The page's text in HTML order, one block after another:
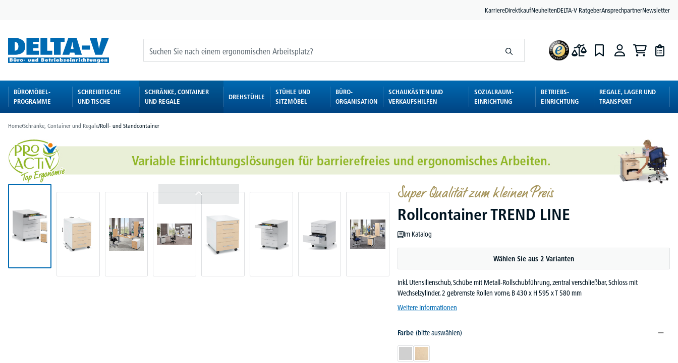
KarriereDirektkaufNeuheitenDELTA-V RatgeberAnsprechpartnerNewsletter
BÜROMÖBEL-
PROGRAMME
SCHREIBTISCHE
UND TISCHE
SCHRÄNKE, CONTAINER
UND REGALE
DREHSTÜHLE
STÜHLE UND
SITZMÖBEL
BÜRO-
ORGANISATION
SCHAUKÄSTEN UND
VERKAUFSHILFEN
SOZIALRAUM-
EINRICHTUNG
BETRIEBS-
EINRICHTUNG
REGALE, LAGER UND
TRANSPORT
Home/Schränke, Container und Regale/Roll- und Standcontainer
Super Qualität zum kleinen Preis
Rollcontainer TREND LINE
Im Katalog
Wählen Sie aus 2 Varianten
inkl. Utensilienschub, Schübe mit Metall-Rollschubführung, zentral verschließbar, Schloss mit
Wechselzylinder, 2 gebremste Rollen vorne, B 430 x H 595 x T 580 mm
Weitere Informationen
Farbe (bitte auswählen)
LichtgrauAhorndekor